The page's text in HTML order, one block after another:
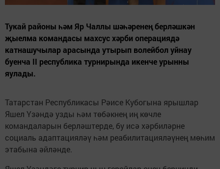
Тукай районы һәм Яр Чаллы шәһәренең берләшкән
җыелма командасы махсус хәрби операциядә
катнашучылар арасында утырып волейбол уйнау
буенча II республика турнирында икенче урынны
яулады.
Татарстан Республикасы Рәисе Кубогына ярышлар
Яшел Үзәндә узды һәм төбәкнең иң көчле
командаларын берләштерде, бу исә хәрбиләрне
социаль адаптацияләү һәм реабилитацияләүнең мөһим
этабына әйләнде.